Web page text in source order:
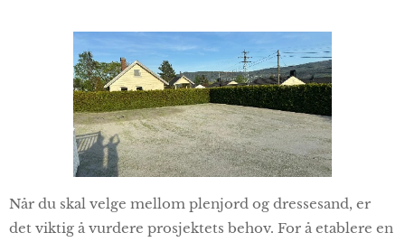
Når du skal velge mellom plenjord og dressesand, er
det viktig å vurdere prosjektets behov. For å etablere en